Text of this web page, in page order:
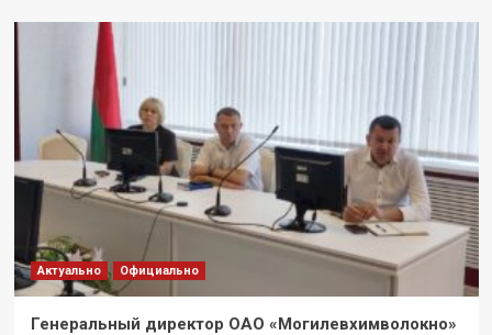
Актуально Официально
Генеральный директор ОАО «Могилевхимволокно»